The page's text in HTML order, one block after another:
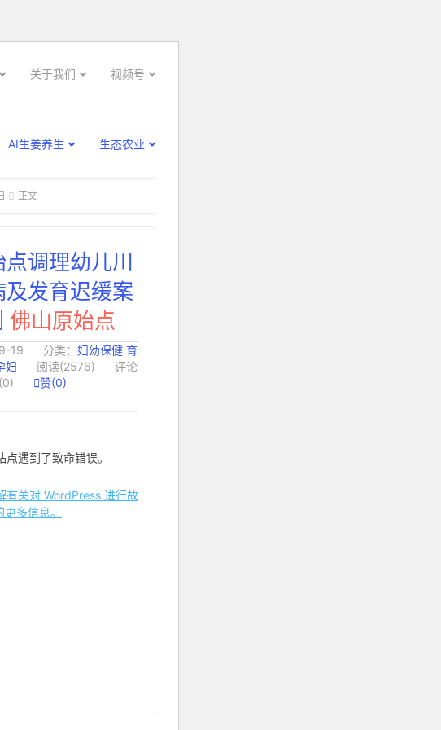
AI生姜养生 生态农业
关于我们 视频号

 正文
点调理幼儿川
及发育迟缓案
佛山原始点
19 分类： 妇幼保健 育
妇
阅读(2576)
评论
(0)
赞(0)
点遇到了致命错误。
有关对 WordPress 进行故
多信息。